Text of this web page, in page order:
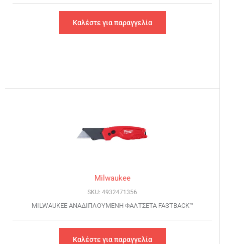
Καλέστε για παραγγελία
Milwaukee
SKU: 4932471356
MILWAUKEE ΑΝΑΔΙΠΛΟΥΜΕΝΗ ΦΑΛΤΣΕΤΑ FASTBACK™
Καλέστε για παραγγελία